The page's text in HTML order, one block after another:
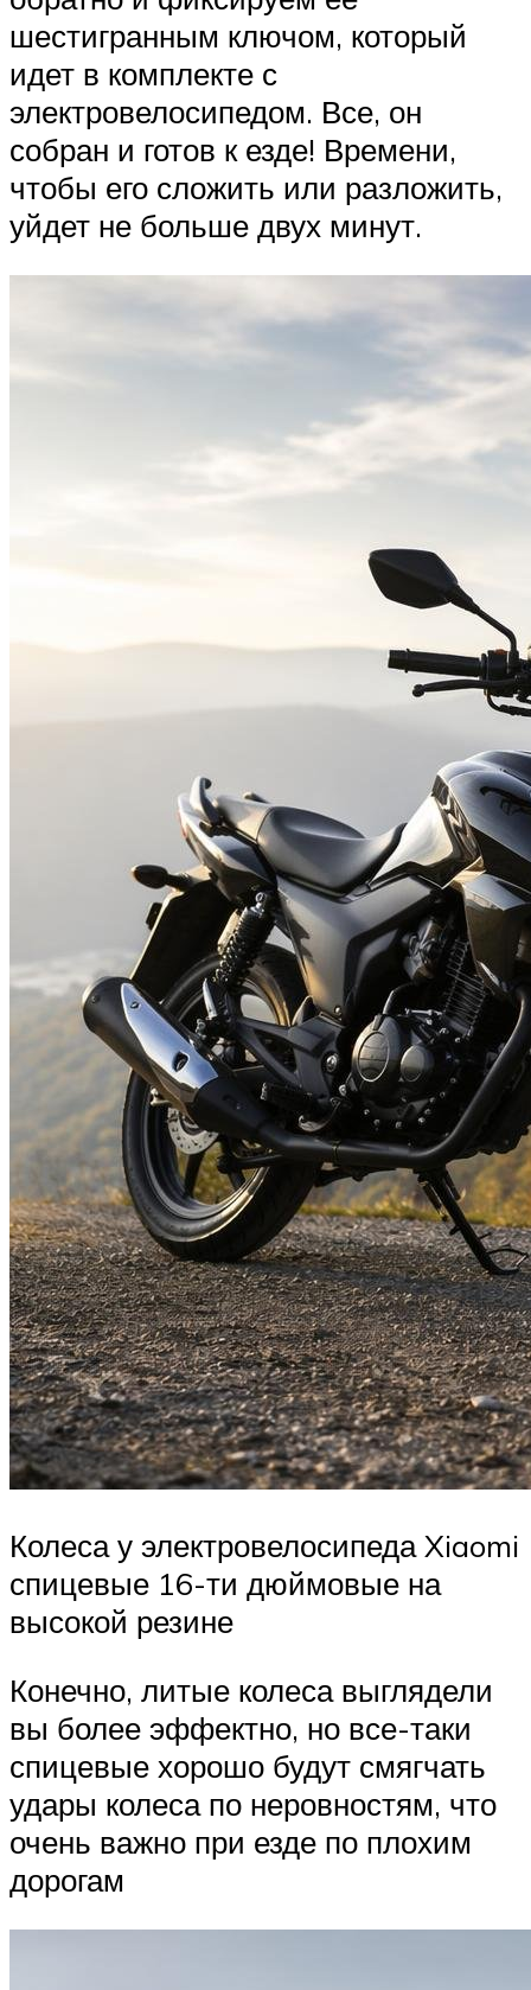
шестигранным ключом, который
идет в комплекте с
электровелосипедом. Все, он
собран и готов к езде! Времени,
чтобы его сложить или разложить,
уйдет не больше двух минут.
Колеса у электровелосипеда Xiaomi
спицевые 16-ти дюймовые на
высокой резине
Конечно, литые колеса выглядели
вы более эффектно, но все-таки
спицевые хорошо будут смягчать
удары колеса по неровностям, что
очень важно при езде по плохим
дорогам